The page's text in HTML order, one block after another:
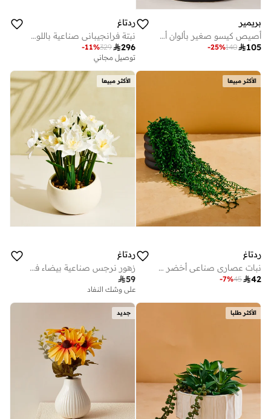
بريمير
أصيص كيسو صغير بألوان أسود وكريمي
105
140
-25%
ردتاغ
نبتة فرانجيباني صناعية باللون الأبيض في وعاء سيراميك
296
329
-11%
توصيل مجاني
الأكثر مبيعا
ردتاغ
نبات عصاري صناعي أخضر مع وعاء سيراميك، ارتفاع 28 سم × قطر 17 سم
42
45
-7%
الأكثر مبيعا
ردتاغ
زهور نرجس صناعية بيضاء في وعاء سيراميك
59
على وشك النفاد
الأكثر طلبا جديد